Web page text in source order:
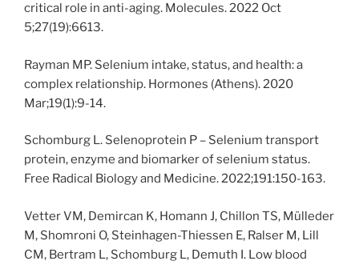
critical role in anti-aging. Molecules. 2022 Oct
5;27(19):6613.
Rayman MP. Selenium intake, status, and health: a
complex relationship. Hormones (Athens). 2020
Mar;19(1):9-14.
Schomburg L. Selenoprotein P – Selenium transport
protein, enzyme and biomarker of selenium status.
Free Radical Biology and Medicine. 2022;191:150-163.
Vetter VM, Demircan K, Homann J, Chillon TS, Mülleder
M, Shomroni O, Steinhagen-Thiessen E, Ralser M, Lill
CM, Bertram L, Schomburg L, Demuth I. Low blood